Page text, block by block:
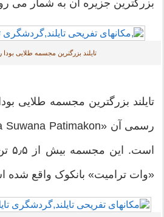
جزیره آن به شمار می رود.
تایلند بزرگترین مجسمه طلایی بودا را در
بزرگترین مجسمه طلایی بودا را
است. این
ترامیت» بانکوک واقع شده